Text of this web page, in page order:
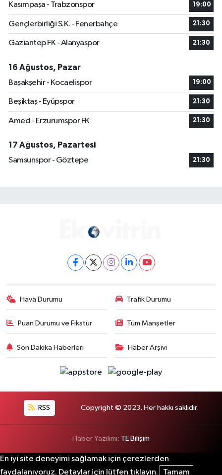
Kasımpaşa - Trabzonspor 19:00
Gençlerbirliği S.K. - Fenerbahçe 21:30
Gaziantep FK - Alanyaspor 21:30
16 Ağustos, Pazar
Başakşehir - Kocaelispor
19:00
Beşiktaş - Eyüpspor 21:30
Amed - Erzurumspor FK 21:30
17 Ağustos, Pazartesi
Samsunspor - Göztepe
21:30
Hava Durumu Trafik Durumu
Puan Durumu ve Fikstür Tüm Manşetler
Son Dakika Haberleri Haber Arşivi
RSS Copyright © 2023. Her hakkı saklıdır.
Haber Yazılımı: TE Bilişim
En iyi site deneyimi sağlamak için çerezlerden
faydalanıyoruz. Detaylar için lütfen tıklayın.
Tamam